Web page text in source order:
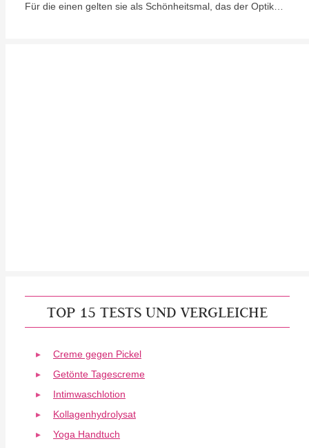
Für die einen gelten sie als Schönheitsmal, das der Optik…
TOP 15 TESTS UND VERGLEICHE
Creme gegen Pickel
Getönte Tagescreme
Intimwaschlotion
Kollagenhydrolysat
Yoga Handtuch